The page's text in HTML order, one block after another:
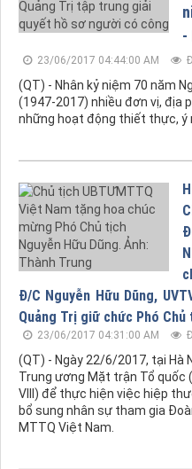
-
23/06/2017 04:44:00 AM
(QT) - Nhân kỷ niệm 70 năm
(1947-2017) nhiều đơn vị, địa
những hoạt động thiết thực, ý
Đ/C Nguyễn Hữu Dũng,
Quảng Trị giữ chức Phó
23/06/2017 04:31:00 AM
(QT) - Ngày 22/6/2017, tại Hà
Trung ương Mặt trận Tổ quốc
VIII) để thực hiện việc hiệp
bổ sung nhân sự tham gia
MTTQ Việt Nam.